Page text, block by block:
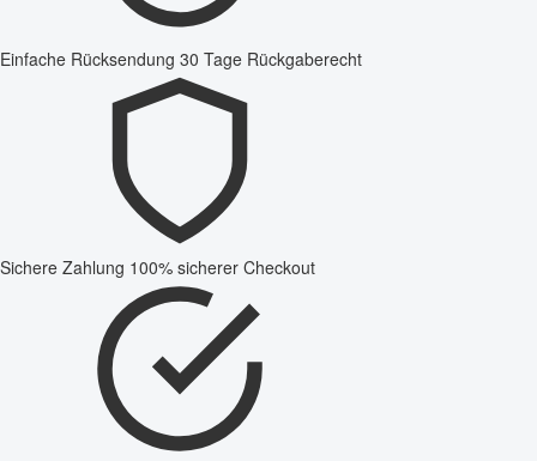
Einfache Rücksendung 30 Tage Rückgaberecht
Sichere Zahlung 100% sicherer Checkout